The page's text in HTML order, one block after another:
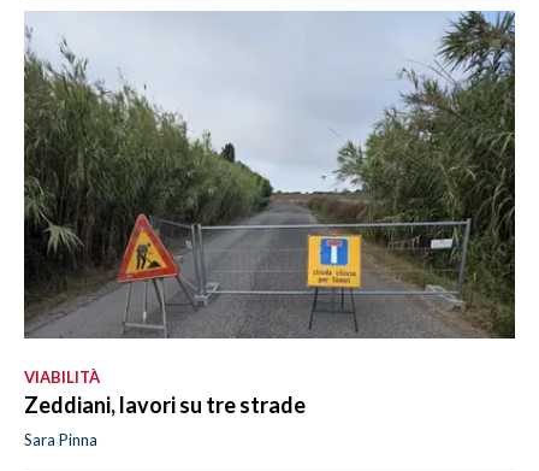
VIABILITÀ
Zeddiani, lavori su tre strade
Sara Pinna